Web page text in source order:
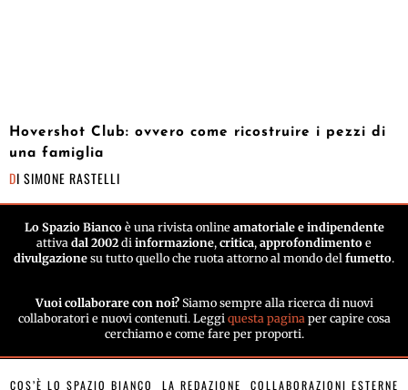
Hovershot Club: ovvero come ricostruire i pezzi di
una famiglia
DI SIMONE RASTELLI
Lo Spazio Biancoè una rivista online amatoriale e indipendente
attiva dal 2002 di informazione, critica, approfondimento e
divulgazione su tutto quello che ruota attorno al mondo del fumetto.
Vuoi collaborare con noi? Siamo sempre alla ricerca di nuovi
collaboratori e nuovi contenuti. Leggi questa paginaper capire cosa
cerchiamo e come fare per proporti.
COS’È LO SPAZIO BIANCO LA REDAZIONE COLLABORAZIONI ESTERNE